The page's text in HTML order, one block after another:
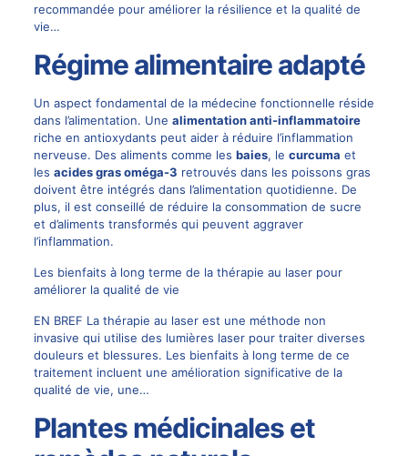
recommandée pour améliorer la résilience et la qualité de
vie…
Régime alimentaire adapté
Un aspect fondamental de la médecine fonctionnelle réside
dans l’alimentation. Une alimentation anti-inflammatoire
riche en antioxydants peut aider à réduire l’inflammation
nerveuse. Des aliments comme les baies, le curcuma et
les acides gras oméga-3 retrouvés dans les poissons gras
doivent être intégrés dans l’alimentation quotidienne. De
plus, il est conseillé de réduire la consommation de sucre
et d’aliments transformés qui peuvent aggraver
l’inflammation.
Les bienfaits à long terme de la thérapie au laser pour
améliorer la qualité de vie
EN BREF La thérapie au laser est une méthode non
invasive qui utilise des lumières laser pour traiter diverses
douleurs et blessures. Les bienfaits à long terme de ce
traitement incluent une amélioration significative de la
qualité de vie, une…
Plantes médicinales et